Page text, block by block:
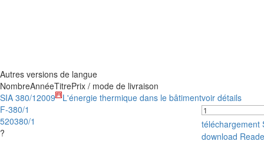
Autres versions de langue
NombreAnnéeTitrePrix / mode de livraison
SIA 380/1
F-380/1
520380/1
?
2009 L'énergie thermique dans le bâtimentvoir détails
téléchargement
download